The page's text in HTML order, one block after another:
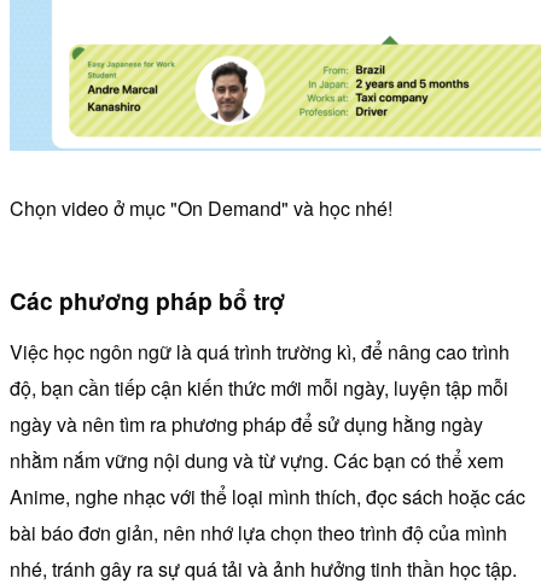
Chọn video ở mục "On Demand" và học nhé!
Các phương pháp bổ trợ
Việc học ngôn ngữ là quá trình trường kì, để nâng cao trình
độ, bạn cần tiếp cận kiến thức mới mỗi ngày, luyện tập mỗi
ngày và nên tìm ra phương pháp để sử dụng hằng ngày
nhằm nắm vững nội dung và từ vựng. Các bạn có thể xem
Anime, nghe nhạc với thể loại mình thích, đọc sách hoặc các
bài báo đơn giản, nên nhớ lựa chọn theo trình độ của mình
nhé, tránh gây ra sự quá tải và ảnh hưởng tinh thần học tập.